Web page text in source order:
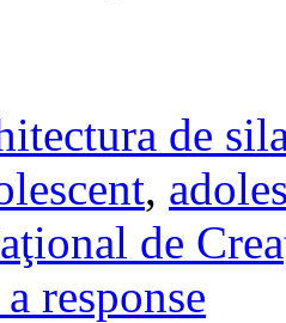
de
,
de
response